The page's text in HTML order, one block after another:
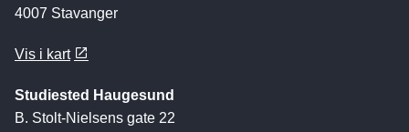
4007 Stavanger
Vis i kart
Studiested Haugesund
B. Stolt-Nielsens gate 22